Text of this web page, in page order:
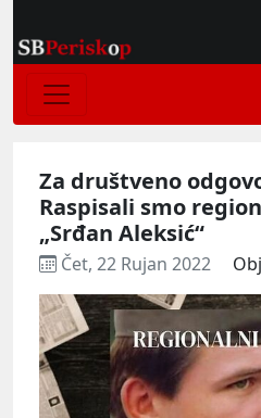
Za društveno
Raspisali smo
„Srđan Aleksić“
Čet, 22 Rujan 2022